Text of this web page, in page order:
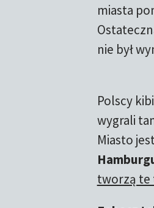
miasta
nie był
Polscy
wygrali
Miasto
tworzą te